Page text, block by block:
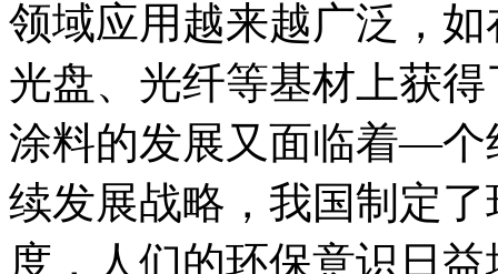
领域应用越来越广泛，
光盘、光纤等基材上获
涂料的发展又面临着—个
续发展战略，我国制定
度，人们的环保意识日